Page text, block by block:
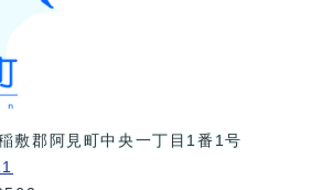
敷郡阿見町中央一丁目1番1号